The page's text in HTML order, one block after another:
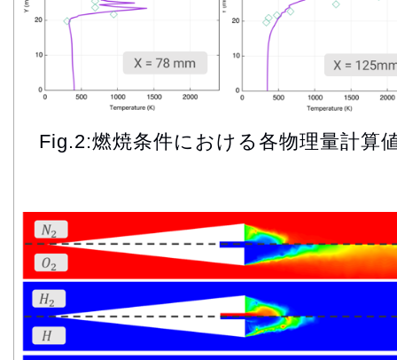
Fig.2:燃焼条件における各物理量計算